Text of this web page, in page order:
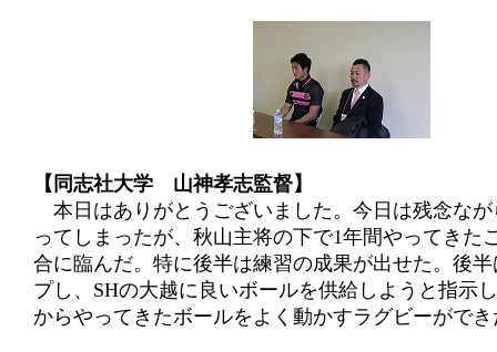
【同志社大学 山神孝志監督】
本日はありがとうございました。今日は残念な
ってしまったが、秋山主将の下で1年間やってきた
合に臨んだ。特に後半は練習の成果が出せた。後
プし、SHの大越に良いボールを供給しようと指示
からやってきたボールをよく動かすラグビーがで